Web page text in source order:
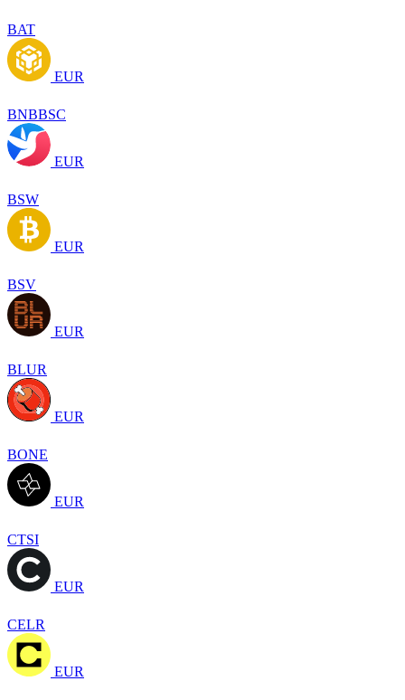
BAT
EUR
BNBBSC
EUR
BSW
EUR
BSV
EUR
BLUR
EUR
BONE
EUR
CTSI
EUR
CELR
EUR